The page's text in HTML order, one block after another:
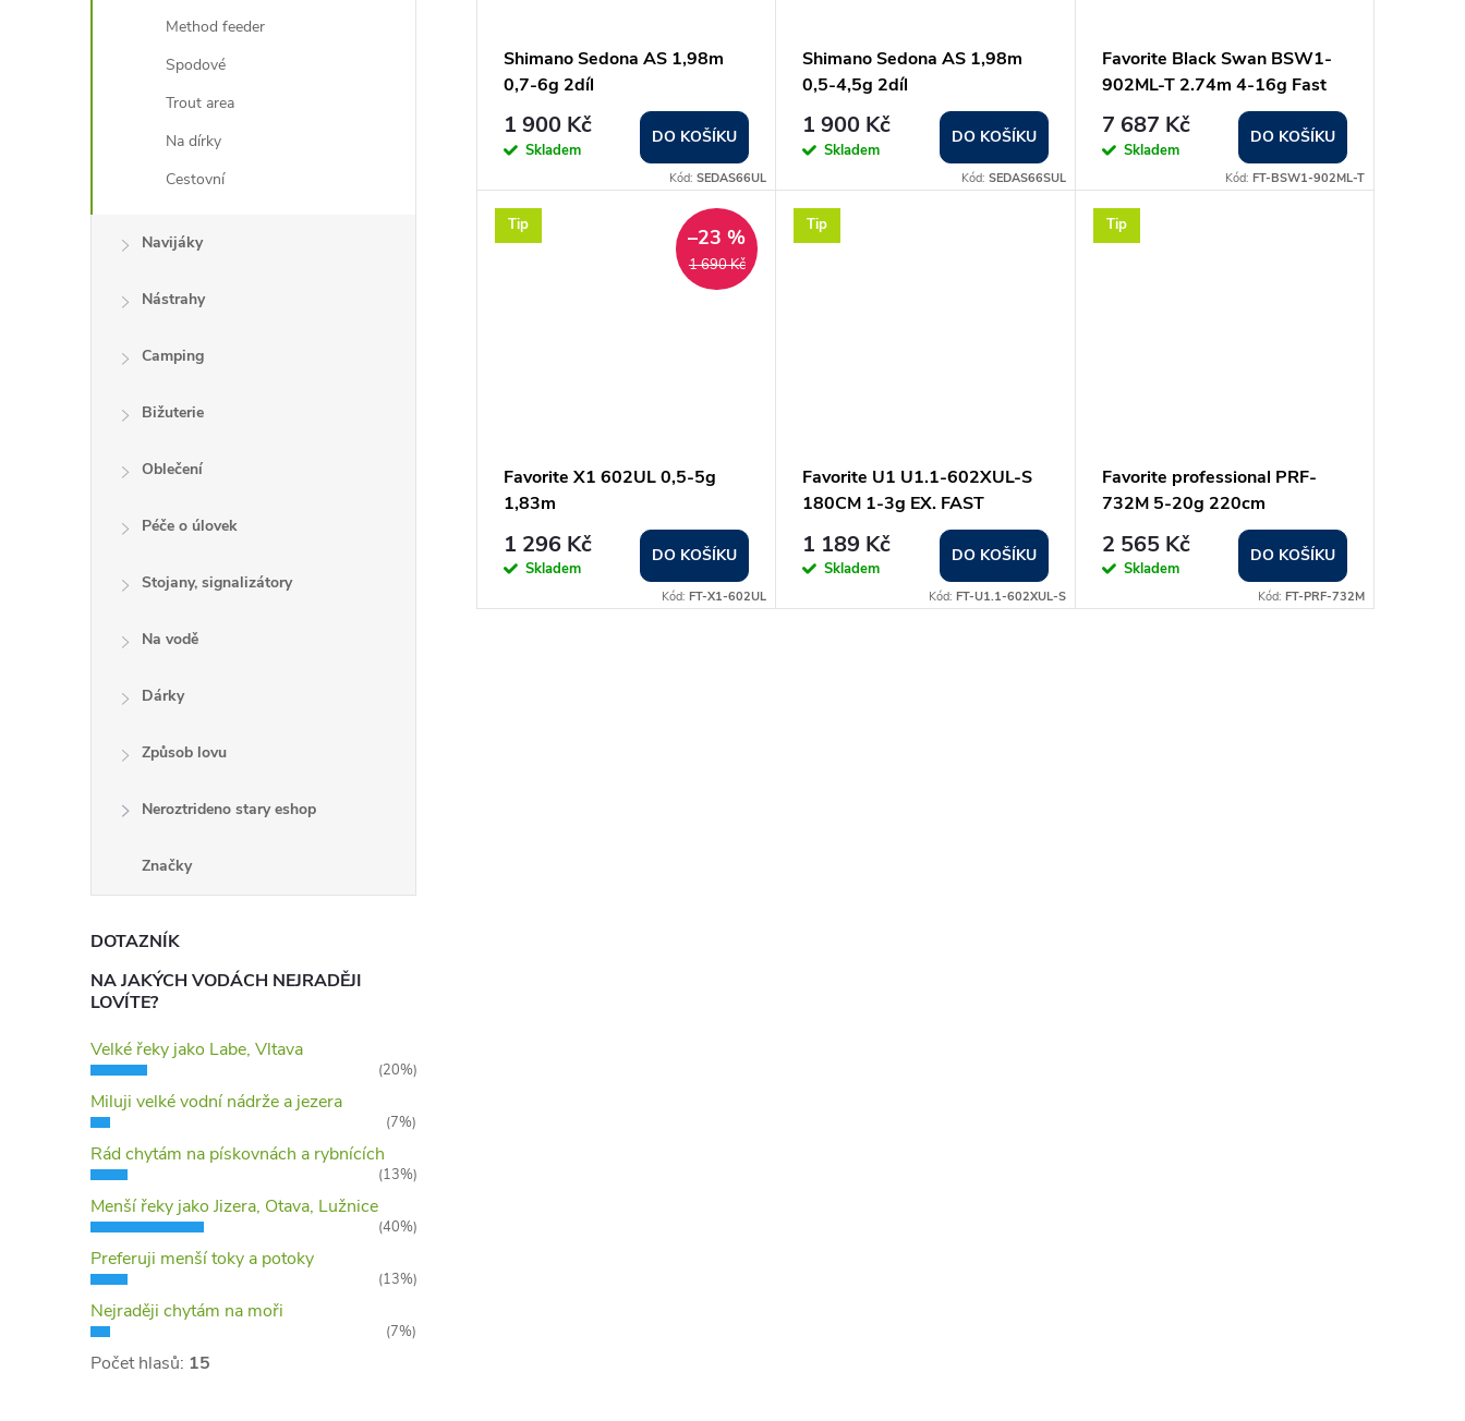
Method feeder
Spodové
Trout area
Na dírky
Cestovní
Navijáky
Nástrahy
Camping
Bižuterie
Oblečení
Péče o úlovek
Stojany, signalizátory
Na vodě
Dárky
Způsob lovu
Neroztrideno stary eshop
Značky
DOTAZNÍK
NA JAKÝCH VODÁCH NEJRADĚJI
LOVÍTE?
Velké řeky jako Labe, Vltava
(20%)
Miluji velké vodní nádrže a jezera
(7%)
Rád chytám na pískovnách a rybnících
(13%)
Menší řeky jako Jizera, Otava, Lužnice
(40%)
Preferuji menší toky a potoky
(13%)
Nejraději chytám na moři
(7%)
Počet hlasů: 15
Shimano Sedona AS 1,98m
0,7-6g 2díl
1 900 Kč
Skladem
DO KOŠÍKU
Kód:SEDAS66UL
Shimano Sedona AS 1,98m
0,5-4,5g 2díl
1 900 Kč
Skladem
DO KOŠÍKU
Kód: SEDAS66SUL
Favorite Black Swan BSW1-
902ML-T 2.74m 4-16g Fast
7 687 Kč
Skladem
DO KOŠÍKU
Kód: FT-BSW1-902ML-T
Tip
1 690 Kč
–23 %
Favorite X1 602UL 0,5-5g
1,83m
1 296 Kč
Skladem
DO KOŠÍKU
Kód:FT-X1-602UL
Tip
Favorite U1 U1.1-602XUL-S
180CM 1-3g EX. FAST
1 189 Kč
Skladem
DO KOŠÍKU
Kód: FT-U1.1-602XUL-S
Tip
Favorite professional PRF-
732M 5-20g 220cm
2 565 Kč
Skladem
DO KOŠÍKU
Kód: FT-PRF-732M